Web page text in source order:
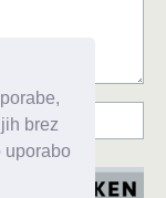
brez
uporabo